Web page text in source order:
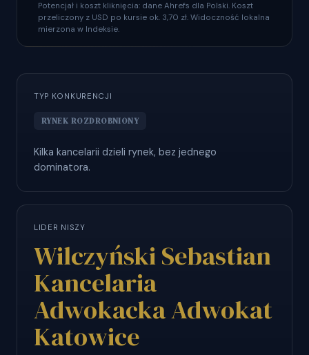
Potencjał i koszt kliknięcia: dane Ahrefs dla Polski. Koszt
przeliczony z USD po kursie ok. 3,70 zł. Widoczność lokalna
mierzona w Indeksie.
TYP KONKURENCJI
RYNEK ROZDROBNIONY
Kilka kancelarii dzieli rynek, bez jednego
dominatora.
LIDER NISZY
Wilczyński Sebastian
Kancelaria
Adwokacka Adwokat
Katowice